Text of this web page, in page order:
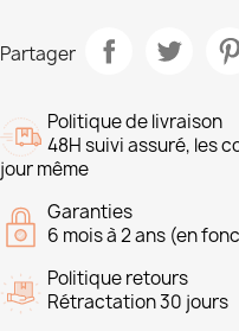
Partager
Politique de livraison
48H suivi assuré, les
jour même
Garanties
6 mois à 2 ans (en
Politique retours
Rétractation 30 jours